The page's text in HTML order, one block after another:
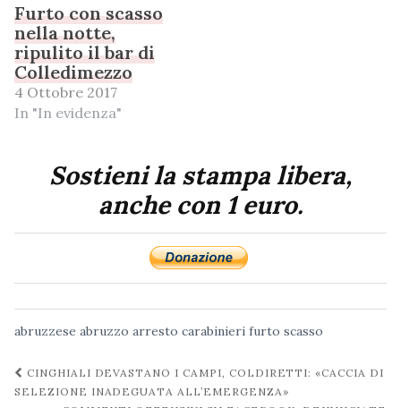
Furto con scasso
nella notte,
ripulito il bar di
Colledimezzo
4 Ottobre 2017
In "In evidenza"
Sostieni la stampa libera,
anche con 1 euro.
abruzzese abruzzo arresto carabinieri furto scasso
Navigazione
post
CINGHIALI DEVASTANO I CAMPI, COLDIRETTI: «CACCIA DI
SELEZIONE INADEGUATA ALL’EMERGENZA»